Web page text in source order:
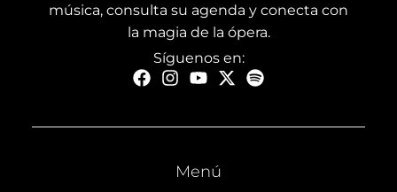
música, consulta su agenda y conecta con
la magia de la ópera.
Síguenos en:
Menú